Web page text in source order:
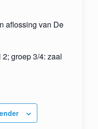
aflossing van De
groep 3/4: zaal